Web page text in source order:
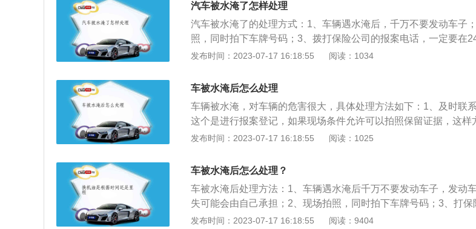
汽车被水淹了怎样处理
汽车被水淹了的处理方式：1、车辆遇水淹后，千万不要发动车子
照，同时拍下车牌号码；3、拨打保险公司的报案电话，一定要在
案；4、打救援拖车电话，告诉保险公司车放在哪个维修店，以便查
你的车停放位置属于水浸高危地段车主平时就应该多了解停车处的
到多雨季节，应将车开到安全的地方停放。
发布时间：2023-07-17 16:18:55 阅读：1034
车被水淹后怎么处理
车辆被水淹，对车辆的危害很大，具体处理方法如下：1、及时联
这个是进行报案登记，如果现场条件允许可以拍照保留证据，这样
损理赔，所以要尽快联系保险公司进行定损，而且越快越好，这样
车救援服务比较好，不要自行施救，也可以自行联系救援公司救援
系保险公司，因为这个拖车费用一般是保险公司承担；3、如果车
间很长，在施救拖车到来之前，可以先断开车辆的电源，这样可以
中误操作，减少车辆的损失。对于车辆来说，车辆水淹之后车身部
这样就会缩短汽车的使用寿命，也会导致其安全性能降低，而且水
发布时间：2023-07-17 16:18:55 阅读：1025
车被水淹后怎么处理？
车被水淹后处理方法：1、车辆遇水淹后千万不要发动车子，发动
失可能会由自己承担；2、现场拍照，同时拍下车牌号码；3、打保
话（24小时内一定要报案）；4、打救援拖车电话，告诉保险公司
发布时间：2023-07-17 16:18:55 阅读：9404